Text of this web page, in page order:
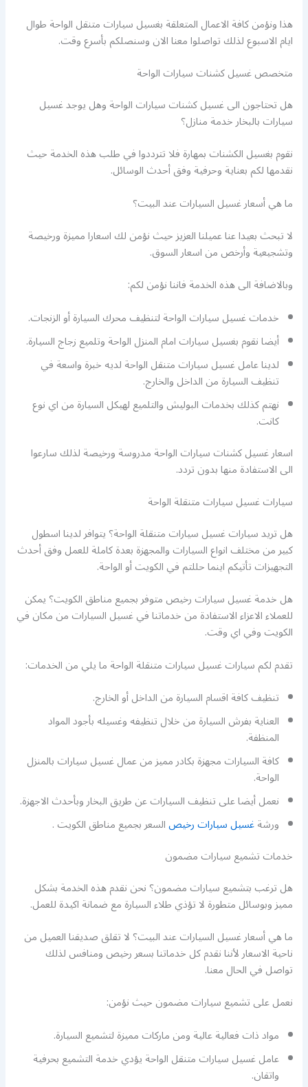
هذا ونؤمن كافة الاعمال المتعلقة بغسيل سيارات متنقل الواحة طوال
ايام الاسبوع لذلك تواصلوا معنا الان وسنصلكم بأسرع وقت.
متخصص غسيل كشنات سيارات الواحة
هل تحتاجون الى غسيل كشنات سيارات الواحة وهل يوجد غسيل
سيارات بالبخار خدمة منازل؟
نقوم بغسيل الكشنات بمهارة فلا تترددوا في طلب هذه الخدمة حيث
نقدمها لكم بعناية وحرفية وفق أحدث الوسائل.
ما هي أسعار غسيل السيارات عند البيت؟
لا تبحث بعيدا عنا عميلنا العزيز حيث نؤمن لك اسعارا مميزة ورخيصة
وتشجيعية وأرخص من اسعار السوق.
وبالاضافة الى هذه الخدمة فاننا نؤمن لكم:
خدمات غسيل سيارات الواحة لتنظيف محرك السيارة أو الزنجات.
أيضا نقوم بغسيل سيارات امام المنزل الواحة وتلميع زجاج السيارة.
لدينا عامل غسيل سيارات متنقل الواحة لديه خبرة واسعة في
تنظيف السيارة من الداخل والخارج.
نهتم كذلك بخدمات البوليش والتلميع لهيكل السيارة من اي نوع
كانت.
اسعار غسيل كشنات سيارات الواحة مدروسة ورخيصة لذلك سارعوا
الى الاستفادة منها بدون تردد.
سيارات غسيل سيارات متنقلة الواحة
هل تريد سيارات غسيل سيارات متنقلة الواحة؟ يتوافر لدينا اسطول
كبير من مختلف انواع السيارات والمجهزة بعدة كاملة للعمل وفق أحدث
التجهيزات تأتيكم اينما حللتم في الكويت أو الواحة.
هل خدمة غسيل سيارات رخيص متوفر بجميع مناطق الكويت؟ يمكن
للعملاء الاعزاء الاستفادة من خدماتنا في غسيل السيارات من مكان في
الكويت وفي اي وقت.
تقدم لكم سيارات غسيل سيارات متنقلة الواحة ما يلي من الخدمات:
تنظيف كافة اقسام السيارة من الداخل أو الخارج.
العناية بفرش السيارة من خلال تنظيفه وغسيله بأجود المواد
المنظفة.
كافة السيارات مجهزة بكادر مميز من عمال غسيل سيارات بالمنزل
الواحة.
نعمل أيضا على تنظيف السيارات عن طريق البخار وبأحدث الاجهزة.
ورشةغسيل سيارات رخيصالسعر بجميع مناطق الكويت .
خدمات تشميع سيارات مضمون
هل ترغب بتشميع سيارات مضمون؟ نحن نقدم هذه الخدمة بشكل
مميز وبوسائل متطورة لا تؤذي طلاء السيارة مع ضمانة اكيدة للعمل.
ما هي أسعار غسيل السيارات عند البيت؟ لا تقلق صديقنا العميل من
ناحية الاسعار لأننا نقدم كل خدماتنا بسعر رخيص ومنافس لذلك
تواصل في الحال معنا.
نعمل على تشميع سيارات مضمون حيث نؤمن:
مواد ذات فعالية عالية ومن ماركات مميزة لتشميع السيارة.
عامل غسيل سيارات متنقل الواحة يؤدي خدمة التشميع بحرفية
واتقان.